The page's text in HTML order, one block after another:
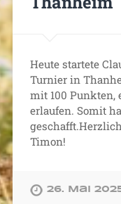
Heute startete
Turnier in
mit 100 Punkten,
erlaufen. Somit
Timon!
26. Mai